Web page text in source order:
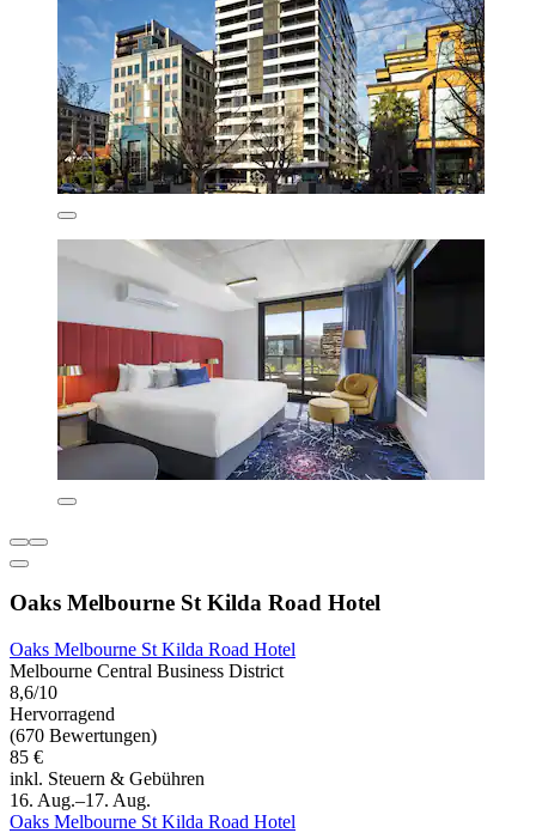
Oaks Melbourne St Kilda Road Hotel
Oaks Melbourne St Kilda Road Hotel
Melbourne Central Business District
8,6/10
Hervorragend
(670 Bewertungen)
85 €
inkl. Steuern & Gebühren
16. Aug.–17. Aug.
Oaks Melbourne St Kilda Road Hotel